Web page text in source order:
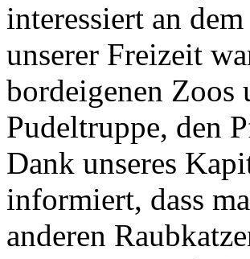
interessiert an
unserer Freizeit
bordeigenen Zoos
Pudeltruppe, den
Dank unseres
informiert, dass
anderen